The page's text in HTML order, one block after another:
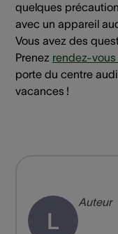
quelques
avec un appareil
Vous avez des
Prenez rendez-
porte du centre
vacances !
L
Auteur